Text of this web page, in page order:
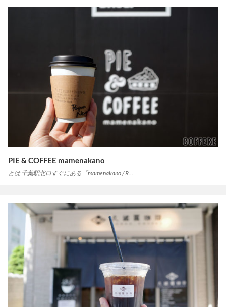
PIE & COFFEE mamenakano
とは 千葉駅北口すぐにある「mamenakano / R…